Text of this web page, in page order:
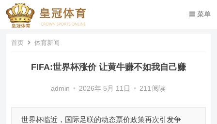
菜单
首页 体育新闻
FIFA:世界杯涨价 让黄牛赚不如我自己赚
admin • 2026年 5月 11日 • 211 阅读
世界杯临近，国际足联的动态票价政策再次引发争